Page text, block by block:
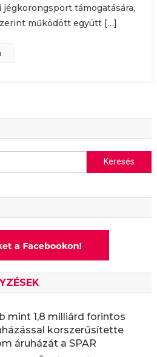
támogatására,
működött együtt […]
Keresés:
mint 1,8 milliárd forintos
korszerűsítette
áruházát a SPAR